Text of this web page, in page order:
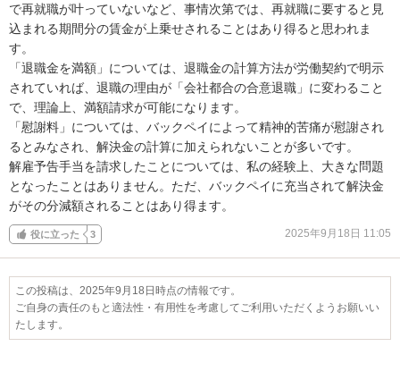
で再就職が叶っていないなど、事情次第では、再就職に要すると見
込まれる期間分の賃金が上乗せされることはあり得ると思われま
す。
「退職金を満額」については、退職金の計算方法が労働契約で明示
されていれば、退職の理由が「会社都合の合意退職」に変わること
で、理論上、満額請求が可能になります。
「慰謝料」については、バックペイによって精神的苦痛が慰謝され
るとみなされ、解決金の計算に加えられないことが多いです。
解雇予告手当を請求したことについては、私の経験上、大きな問題
となったことはありません。ただ、バックペイに充当されて解決金
がその分減額されることはあり得ます。
役に立った 3 2025年9月18日 11:05
この投稿は、2025年9月18日時点の情報です。
ご自身の責任のもと適法性・有用性を考慮してご利用いただくようお願いい
たします。